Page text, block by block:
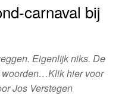
carnaval bij
Eigenlijk niks. De
woorden…Klik hier voor
Jos Verstegen